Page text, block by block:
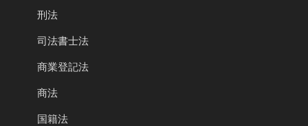
刑法
司法書士法
商業登記法
商法
国籍法